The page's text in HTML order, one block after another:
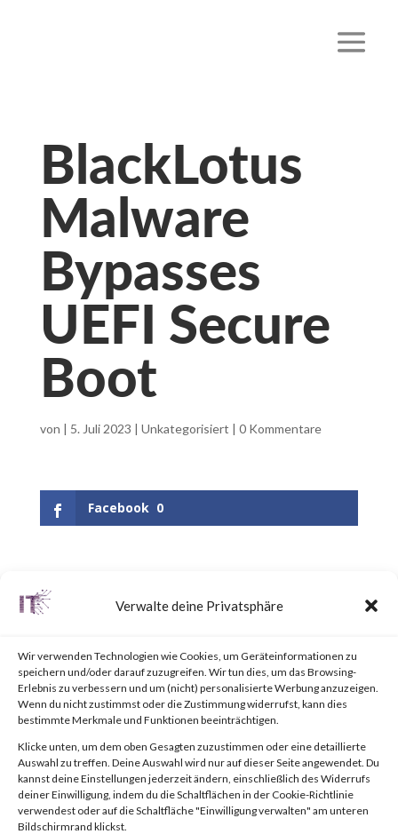
Verwalte deine Privatsphäre
Wir verwenden Technologien wie Cookies, um Geräteinformationen zu
speichern und/oder darauf zuzugreifen. Wir tun dies, um das Browsing-
Erlebnis zu verbessern und um (nicht) personalisierte Werbung anzuzeigen.
Wenn du nicht zustimmst oder die Zustimmung widerrufst, kann dies
bestimmte Merkmale und Funktionen beeinträchtigen.
Klicke unten, um dem oben Gesagten zuzustimmen oder eine detaillierte
Auswahl zu treffen. Deine Auswahl wird nur auf dieser Seite angewendet. Du
kannst deine Einstellungen jederzeit ändern, einschließlich des Widerrufs
deiner Einwilligung, indem du die Schaltflächen in der Cookie-Richtlinie
verwendest oder auf die Schaltfläche "Einwilligung verwalten" am unteren
Bildschirmrand klickst.
BlackLotus
Malware
Bypasses
UEFI Secure
Boot
von | 5. Juli 2023 | Unkategorisiert | 0 Kommentare
Facebook 0
UPDATE June 25, 2023:
Updated the appendix to
include a link to the “BlackLotus
Mitigation Guide” published by
the National Security Agency
(NSA).Why is this Significant?
This is significant because
BlackLotus malware can bypass